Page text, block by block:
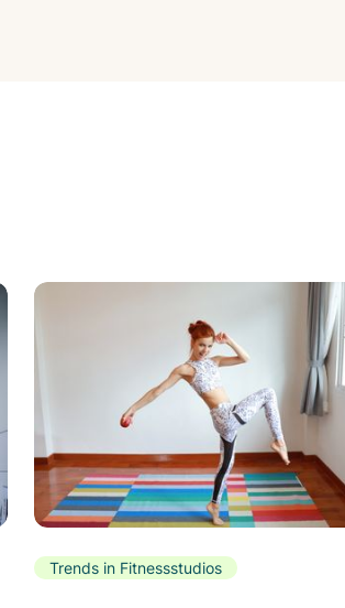
Trends in Fitnessstudios